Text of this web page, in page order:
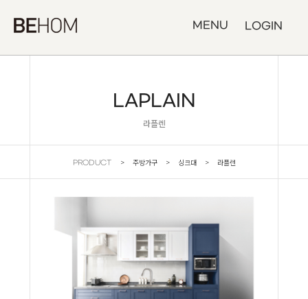
MENU LOGIN
LAPLAIN
라플렌
PRODUCT > 주방가구 > 싱크대 > 라플렌